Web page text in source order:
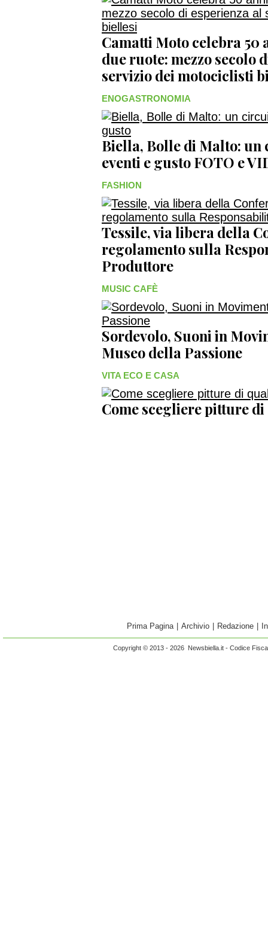
Camatti Moto celebra 50
due ruote: mezzo secolo
servizio dei motociclisti
ENOGASTRONOMIA
Biella, Bolle di Malto:
eventi e gusto FOTO e
FASHION
Tessile, via libera della
regolamento sulla
Produttore
MUSIC CAFÈ
Sordevolo, Suoni in
Museo della Passione
VITA ECO E CASA
Come scegliere pitture
Prima Pagina Archivio Redazione
Copyright © 2013 - 2026 Newsbiella.it - Codice